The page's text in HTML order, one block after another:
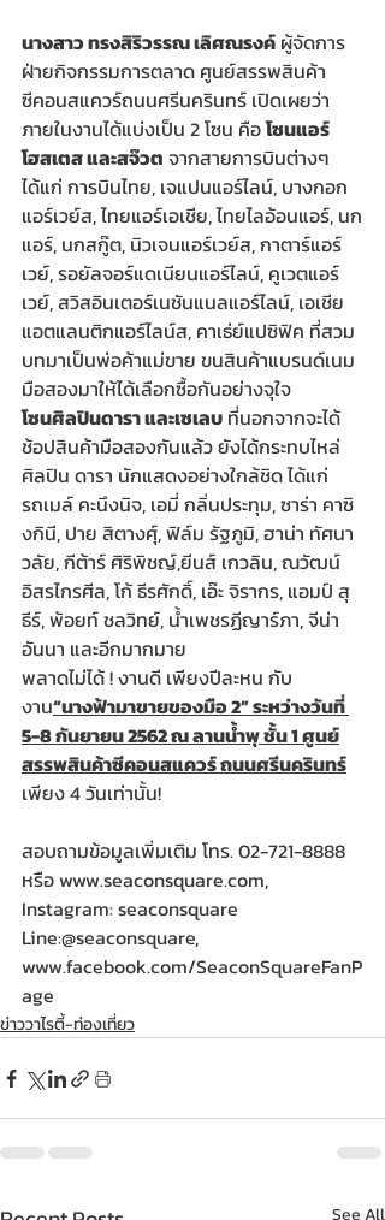
นางสาว ทรงสิริวรรณ เลิศณรงค์ ผู้จัดการ
ฝ่ายกิจกรรมการตลาด ศูนย์สรรพสินค้า
ซีคอนสแควร์ถนนศรีนครินทร์ เปิดเผยว่า
ภายในงานได้แบ่งเป็น 2 โซน คือ โซนแอร์
โฮสเตส และสจ๊วต จากสายการบินต่างๆ
ได้แก่ การบินไทย, เจแปนแอร์ไลน์, บางกอก
แอร์เวย์ส, ไทยแอร์เอเชีย, ไทยไลอ้อนแอร์, นก
แอร์, นกสกู๊ต, นิวเจนแอร์เวย์ส, กาตาร์แอร์
เวย์, รอยัลจอร์แดเนียนแอร์ไลน์, คูเวตแอร์
เวย์, สวิสอินเตอร์เนชันแนลแอร์ไลน์, เอเชีย
แอตแลนติกแอร์ไลน์ส, คาเธ่ย์แปซิฟิค ที่สวม
บทมาเป็นพ่อค้าแม่ขาย ขนสินค้าแบรนด์เนม
มือสองมาให้ได้เลือกซื้อกันอย่างจุใจ
โซนศิลปินดารา และเซเลบ ที่นอกจากจะได้
ช้อปสินค้ามือสองกันแล้ว ยังได้กระทบไหล่
ศิลปิน ดารา นักแสดงอย่างใกล้ชิด ได้แก่
รถเมล์ คะนึงนิจ, เอมี่ กลิ่นประทุม, ซาร่า คาซิ
งกินี, ปาย สิตางศุ์, ฟิล์ม รัฐภูมิ, ฮาน่า ทัศนา
วลัย, กีต้าร์ ศิริพิชญ์,ยีนส์ เกวลิน, ณวัฒน์
อิสรไกรศีล, โก้ ธีรศักดิ์, เอ๊ะ จิรากร, แอมป์ สุ
ธีร์, พ้อยท์ ชลวิทย์, น้ำเพชรฏีญาร์ภา, จีน่า
อันนา และอีกมากมาย
พลาดไม่ได้ ! งานดี เพียงปีละหน กับ
งาน“นางฟ้ามาขายของมือ 2” ระหว่างวันที่
5-8 กันยายน 2562 ณ ลานน้ำพุ ชั้น 1 ศูนย์
สรรพสินค้าซีคอนสแควร์ ถนนศรีนครินทร์
เพียง 4 วันเท่านั้น!
สอบถามข้อมูลเพิ่มเติม โทร. 02-721-8888
หรือ www.seaconsquare.com,
Instagram: seaconsquare
Line:@seaconsquare,
www.facebook.com/SeaconSquareFanP
age
ข่าววาไรตี้-ท่องเที่ยว
See All